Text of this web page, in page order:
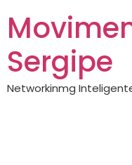
Sergipe
Networkinmg